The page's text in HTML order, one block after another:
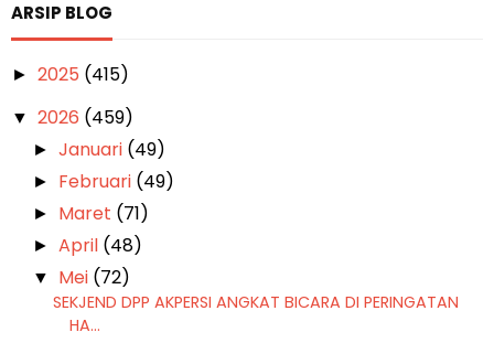
ARSIP BLOG
► 2025 (415)
▼ 2026 (459)
►Januari (49)
► Februari (49)
► Maret (71)
►April (48)
▼ Mei (72)
SEKJEND DPP AKPERSI ANGKAT BICARA DI PERINGATAN
HA...